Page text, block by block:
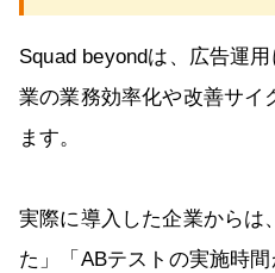
Squad beyondは、広告運
業の業務効率化や改善サイ
ます。
実際に導入した企業からは
た」「ABテストの実施時